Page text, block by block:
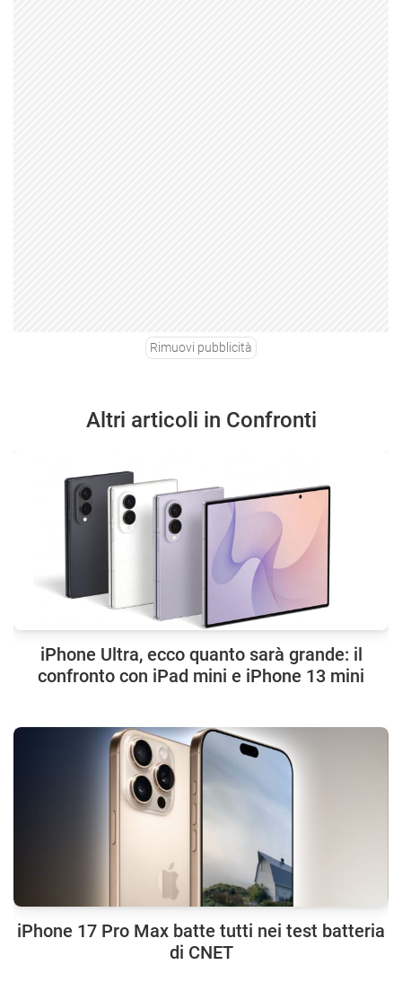
Rimuovi pubblicità
Altri articoli in Confronti
iPhone Ultra, ecco quanto sarà grande: il
confronto con iPad mini e iPhone 13 mini
iPhone 17 Pro Max batte tutti nei test batteria
di CNET